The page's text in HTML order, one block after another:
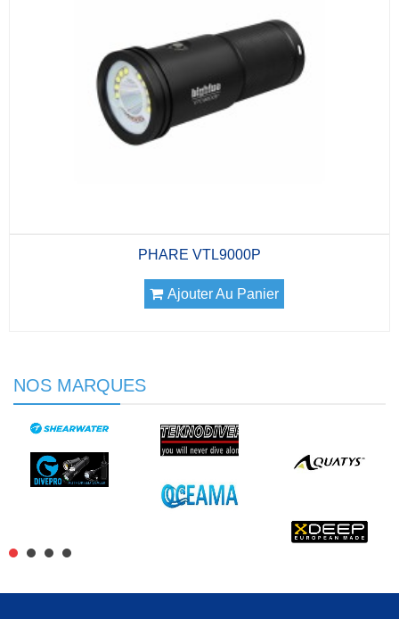
PHARE VTL9000P
Ajouter Au Panier
NOS MARQUES